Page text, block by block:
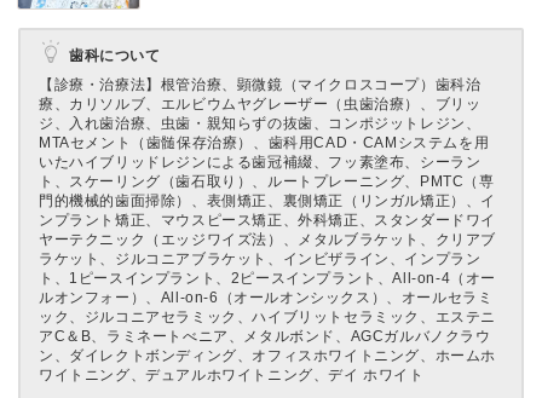
歯科について
【診療・治療法】 根管治療、顕微鏡（マイクロスコープ）歯科治
療、カリソルブ、エルビウムヤグレーザー（虫歯治療）、ブリッ
ジ、入れ歯治療、虫歯・親知らずの抜歯、コンポジットレジン、
MTAセメント（歯髄保存治療）、歯科用CAD・CAMシステムを用
いたハイブリッドレジンによる歯冠補綴、フッ素塗布、シーラン
ト、スケーリング（歯石取り）、ルートプレーニング、PMTC（専
門的機械的歯面掃除）、表側矯正、裏側矯正（リンガル矯正）、イ
ンプラント矯正、マウスピース矯正、外科矯正、スタンダードワイ
ヤーテクニック（エッジワイズ法）、メタルブラケット、クリアブ
ラケット、ジルコニアブラケット、インビザライン、インプラン
ト、1ピースインプラント、2ピースインプラント、All-on-4（オー
ルオンフォー）、All-on-6（オールオンシックス）、オールセラミ
ック、ジルコニアセラミック、ハイブリットセラミック、エステニ
アC＆B、ラミネートべニア、メタルボンド、AGCガルバノクラウ
ン、ダイレクトボンディング、オフィスホワイトニング、ホームホ
ワイトニング、デュアルホワイトニング、デイ ホワイト